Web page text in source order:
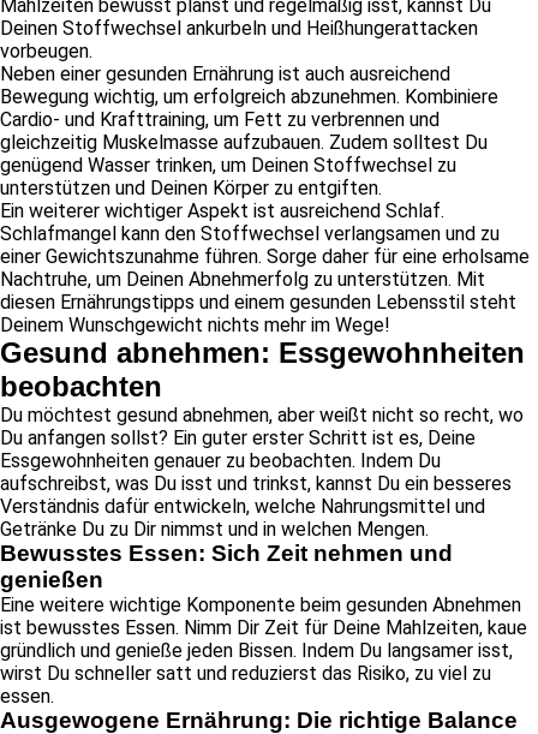
Mahlzeiten bewusst planst und regelmäßig isst, kannst Du
Deinen Stoffwechsel ankurbeln und Heißhungerattacken
vorbeugen.
Neben einer gesunden Ernährung ist auch ausreichend
Bewegung wichtig, um erfolgreich abzunehmen. Kombiniere
Cardio- und Krafttraining, um Fett zu verbrennen und
gleichzeitig Muskelmasse aufzubauen. Zudem solltest Du
genügend Wasser trinken, um Deinen Stoffwechsel zu
unterstützen und Deinen Körper zu entgiften.
Ein weiterer wichtiger Aspekt ist ausreichend Schlaf.
Schlafmangel kann den Stoffwechsel verlangsamen und zu
einer Gewichtszunahme führen. Sorge daher für eine erholsame
Nachtruhe, um Deinen Abnehmerfolg zu unterstützen. Mit
diesen Ernährungstipps und einem gesunden Lebensstil steht
Deinem Wunschgewicht nichts mehr im Wege!
Gesund abnehmen: Essgewohnheiten
beobachten
Du möchtest gesund abnehmen, aber weißt nicht so recht, wo
Du anfangen sollst? Ein guter erster Schritt ist es, Deine
Essgewohnheiten genauer zu beobachten. Indem Du
aufschreibst, was Du isst und trinkst, kannst Du ein besseres
Verständnis dafür entwickeln, welche Nahrungsmittel und
Getränke Du zu Dir nimmst und in welchen Mengen.
Bewusstes Essen: Sich Zeit nehmen und
genießen
Eine weitere wichtige Komponente beim gesunden Abnehmen
ist bewusstes Essen. Nimm Dir Zeit für Deine Mahlzeiten, kaue
gründlich und genieße jeden Bissen. Indem Du langsamer isst,
wirst Du schneller satt und reduzierst das Risiko, zu viel zu
essen.
Ausgewogene Ernährung: Die richtige Balance